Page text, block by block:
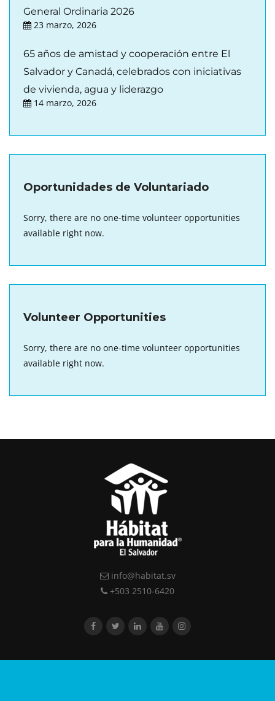
General Ordinaria 2026
23 marzo, 2026
65 años de amistad y cooperación entre El
Salvador y Canadá, celebrados con iniciativas
de vivienda, agua y liderazgo
14 marzo, 2026
Oportunidades de Voluntariado
Sorry, there are no one-time volunteer opportunities
available right now.
Volunteer Opportunities
Sorry, there are no one-time volunteer opportunities
available right now.
info@habitat.sv
+503 2510-6420